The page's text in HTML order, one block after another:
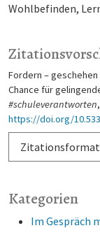
Wohlbefinden
Kategorien
Im Gespräch
Fordern –
Chance für
#schuleverantworten,
https://doi.org/